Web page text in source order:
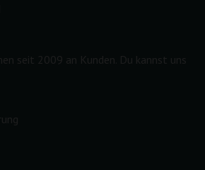
seit 2009 an Kunden. Du kannst uns